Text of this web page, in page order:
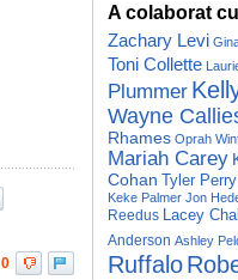
0
A colaborat cu
Zachary Levi
Toni Collette
Plummer
Wayne
Rhames Oprah
Mariah Carey
Cohan Tyler Perry
Keke Palmer Jon
Reedus Lacey
Anderson Ashley
Ruffalo